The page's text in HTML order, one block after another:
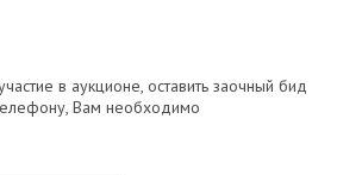
в аукционе, оставить заочный бид
Вам необходимо